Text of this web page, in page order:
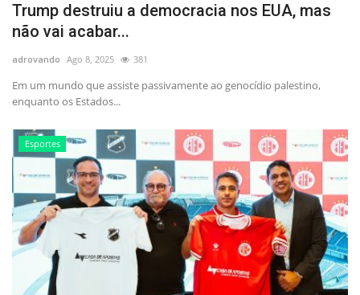
Trump destruiu a democracia nos EUA, mas
não vai acabar...
adrovando Ago 8, 2025 381
Em um mundo que assiste passivamente ao genocídio palestino,
enquanto os Estados...
Esportes